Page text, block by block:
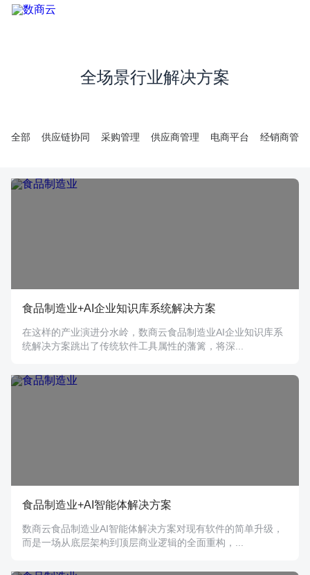
全场景行业解决方案
全部 供应链协同 采购管理 供应商管理 电商平台 经销商管理
食品制造业+AI企业知识库系统解决方案
在这样的产业演进分水岭，数商云食品制造业AI企业知识库系
统解决方案跳出了传统软件工具属性的藩篱，将深...
食品制造业+AI智能体解决方案
数商云食品制造业AI智能体解决方案对现有软件的简单升级，
而是一场从底层架构到顶层商业逻辑的全面重构，...